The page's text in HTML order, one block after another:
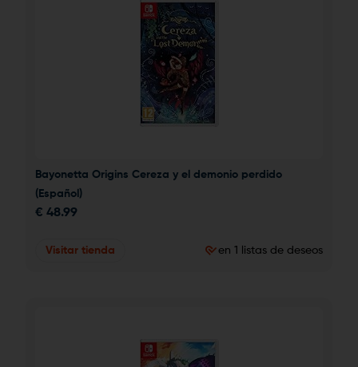
Bayonetta Origins Cereza y el demonio perdido
(Español)
€ 48.99
Visitar tienda en 1 listas de deseos